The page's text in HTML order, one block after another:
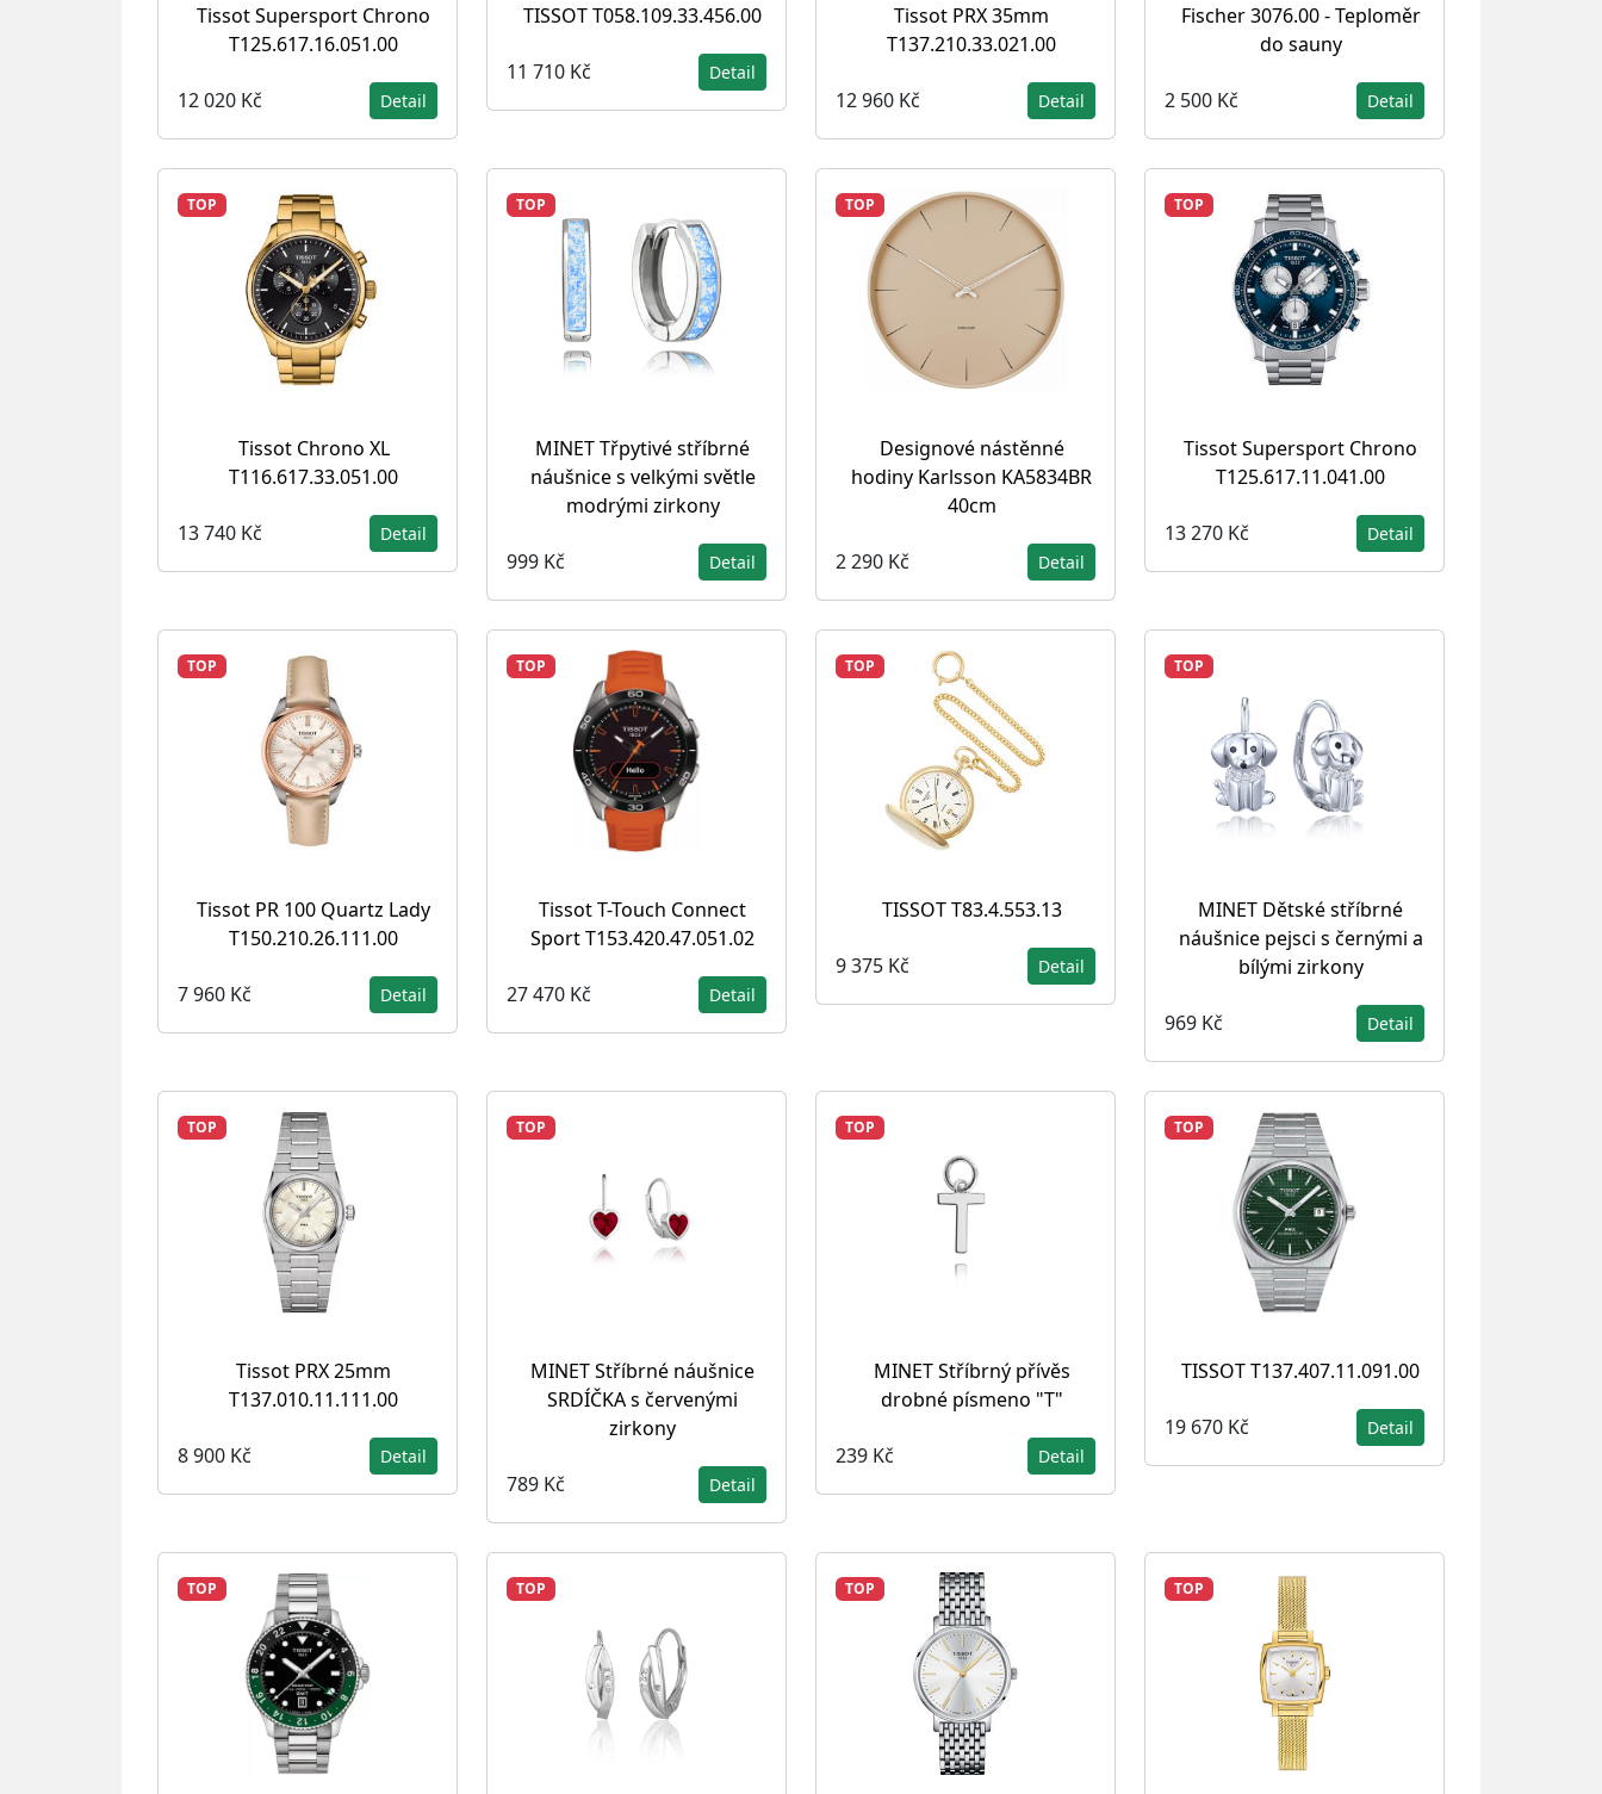
Tissot Supersport Chrono
T125.617.16.051.00
12 020 Kč Detail
TISSOT T058.109.33.456.00
11 710 Kč Detail
Tissot PRX 35mm
T137.210.33.021.00
12 960 Kč Detail
Fischer 3076.00 - Teploměr
do sauny
2 500 Kč Detail
TOP
Tissot Chrono XL
T116.617.33.051.00
13 740 Kč Detail
TOP
MINET Třpytivé stříbrné
náušnice s velkými světle
modrými zirkony
999 Kč Detail
TOP
Designové nástěnné
hodiny Karlsson KA5834BR
40cm
2 290 Kč Detail
TOP
Tissot Supersport Chrono
T125.617.11.041.00
13 270 Kč Detail
TOP
Tissot PR 100 Quartz Lady
T150.210.26.111.00
7 960 Kč Detail
TOP
Tissot T-Touch Connect
Sport T153.420.47.051.02
27 470 Kč Detail
TOP
TISSOT T83.4.553.13
9 375 Kč Detail
TOP
MINET Dětské stříbrné
náušnice pejsci s černými a
bílými zirkony
969 Kč Detail
TOP
Tissot PRX 25mm
T137.010.11.111.00
8 900 Kč Detail
TOP
MINET Stříbrné náušnice
SRDÍČKA s červenými
zirkony
789 Kč Detail
TOP
MINET Stříbrný přívěs
drobné písmeno "T"
239 Kč Detail
TOP
TISSOT T137.407.11.091.00
19 670 Kč Detail
TOP TOP TOP TOP